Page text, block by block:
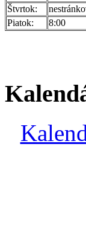
Štvrtok:
Piatok:
8:00